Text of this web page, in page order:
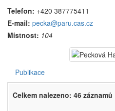
Telefon: +420 387775411
E-mail: pecka@paru.cas.cz
Místnost: 104
Publikace
Celkem nalezeno: 46 záznamů